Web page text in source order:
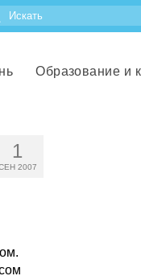
Образование и
1
2007